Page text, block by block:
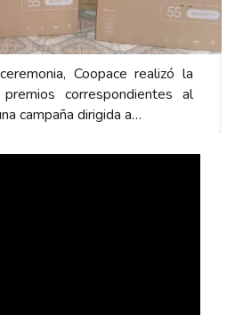
Coopace realizó la
correspondientes al
campaña dirigida a…